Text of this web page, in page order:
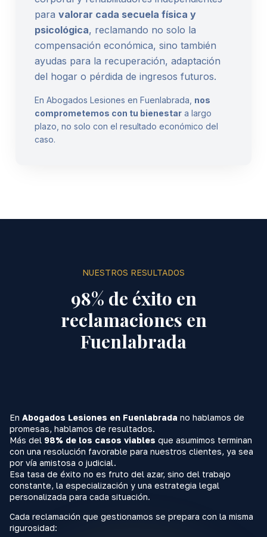
para valorar cada secuela física y
psicológica, reclamando no solo la
compensación económica, sino también
ayudas para la recuperación, adaptación
del hogar o pérdida de ingresos futuros.
En Abogados Lesiones en Fuenlabrada, nos
comprometemos con tu bienestar a largo
plazo, no solo con el resultado económico del
caso.
NUESTROS RESULTADOS
98% de éxito en
reclamaciones en
Fuenlabrada
En Abogados Lesiones en Fuenlabrada no hablamos de
promesas, hablamos de resultados.
Más del 98% de los casos viables que asumimos terminan
con una resolución favorable para nuestros clientes, ya sea
por vía amistosa o judicial.
Esa tasa de éxito no es fruto del azar, sino del trabajo
constante, la especialización y una estrategia legal
personalizada para cada situación.
Cada reclamación que gestionamos se prepara con la misma
rigurosidad: